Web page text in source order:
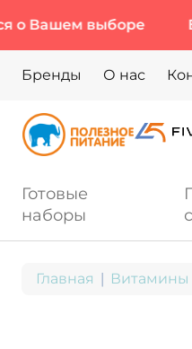
выборе Более
Бренды О нас
Готовые
наборы
Главная